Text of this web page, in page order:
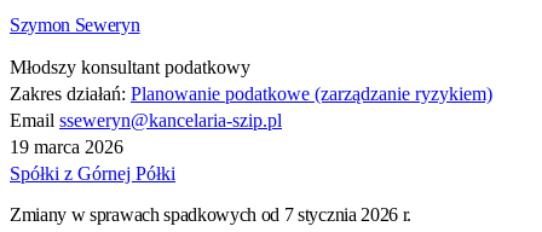
Szymon Seweryn
Młodszy konsultant podatkowy
Zakres działań: Planowanie podatkowe (zarządzanie ryzykiem)
Email sseweryn@kancelaria-szip.pl
19 marca 2026
Spółki z Górnej Półki
Zmiany w sprawach spadkowych od 7 stycznia 2026 r.